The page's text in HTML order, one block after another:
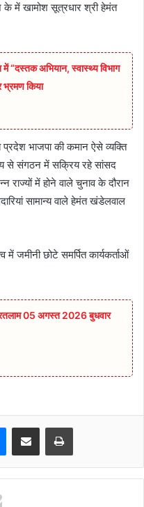
में खामोश सूत्रधार श्री हेमंत
में “दस्तक अभियान,‌ स्वास्थ्य विभाग
भ्रमण किया
प्रदेश भाजपा की कमान ऐसे व्यक्ति
से संगठन में सक्रिय रहे सांसद
राज्यों में होने वाले चुनाव के दौरान
सामान्य वाले हेमंत खंडेलवाल
छोटे समर्पित कार्यकर्ताओं
05 अगस्त 2026 बुधवार
Messenger
Share via Email Print